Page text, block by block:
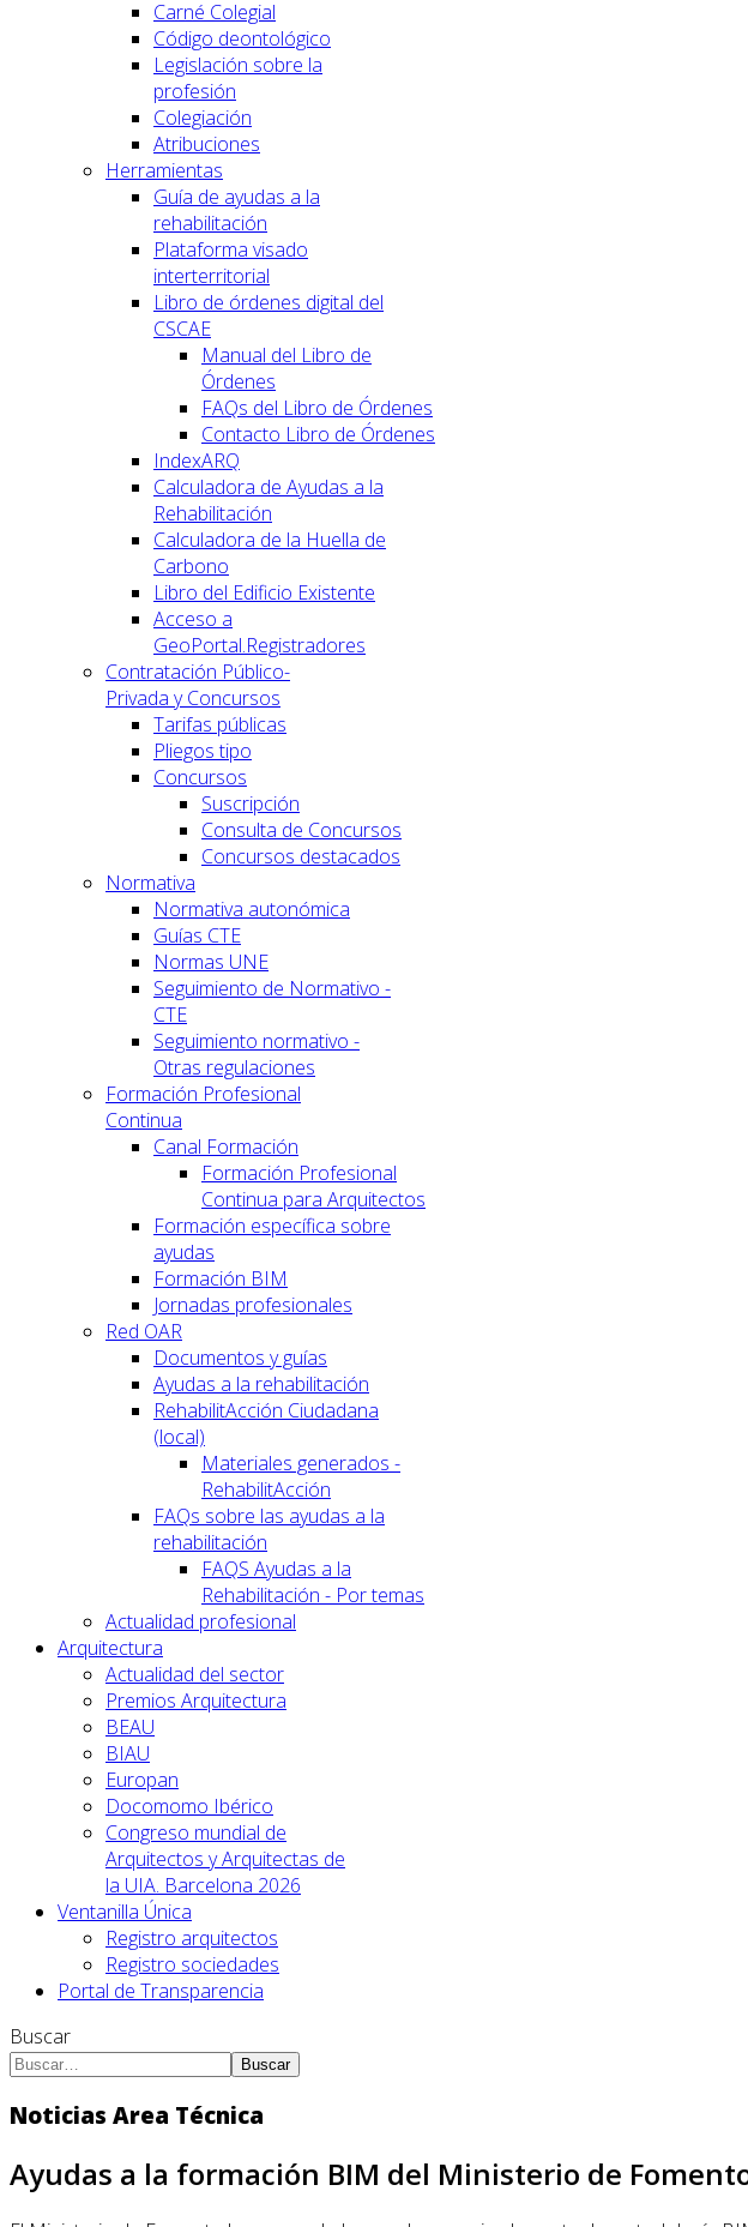
Carné Colegial
Código deontológico
Legislación sobre la
profesión
Colegiación
Atribuciones
Herramientas
Guía de ayudas a la
rehabilitación
Plataforma visado
interterritorial
Libro de órdenes digital del
CSCAE
Manual del Libro de
Órdenes
FAQs del Libro de Órdenes
Contacto Libro de Órdenes
IndexARQ
Calculadora de Ayudas a la
Rehabilitación
Calculadora de la Huella de
Carbono
Libro del Edificio Existente
Acceso a
GeoPortal.Registradores
Contratación Público-
Privada y Concursos
Tarifas públicas
Pliegos tipo
Concursos
Suscripción
Consulta de Concursos
Concursos destacados
Normativa
Normativa autonómica
Guías CTE
Normas UNE
Seguimiento de Normativo -
CTE
Seguimiento normativo -
Otras regulaciones
Formación Profesional
Continua
Canal Formación
Formación Profesional
Continua para Arquitectos
Formación específica sobre
ayudas
Formación BIM
Jornadas profesionales
Red OAR
Documentos y guías
Ayudas a la rehabilitación
RehabilitAcción Ciudadana
(local)
Materiales generados -
RehabilitAcción
FAQs sobre las ayudas a la
rehabilitación
FAQS Ayudas a la
Rehabilitación - Por temas
Actualidad profesional
Arquitectura
Actualidad del sector
Premios Arquitectura
BEAU
BIAU
Europan
Docomomo Ibérico
Congreso mundial de
Arquitectos y Arquitectas de
la UIA. Barcelona 2026
Ventanilla Única
Registro arquitectos
Registro sociedades
Portal de Transparencia
Buscar
Buscar
Noticias Area Técnica
Ayudas a la formación BIM del Ministerio de